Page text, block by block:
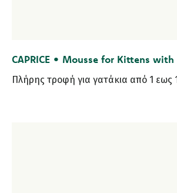
CAPRICE • Mousse for Kittens with
Πλήρης τροφή για γατάκια από 1 εως